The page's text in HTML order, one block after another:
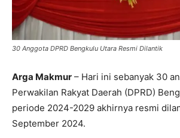
30 Anggota DPRD Bengkulu Utara Resmi Dilantik
Arga Makmur – Hari ini sebanyak 30
Perwakilan Rakyat Daerah (DPRD)
periode 2024-2029 akhirnya resmi
September 2024.